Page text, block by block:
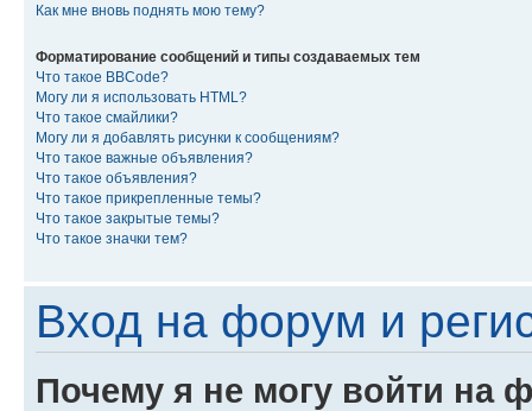
Как мне вновь поднять мою тему?
Форматирование сообщений и типы создаваемых тем
Что такое BBCode?
Могу ли я использовать HTML?
Что такое смайлики?
Могу ли я добавлять рисунки к сообщениям?
Что такое важные объявления?
Что такое объявления?
Что такое прикрепленные темы?
Что такое закрытые темы?
Что такое значки тем?
Вход на форум и
Почему я не могу войти на